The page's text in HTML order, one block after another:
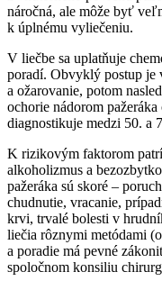
náročná, ale môže byť
k úplnému vyliečeniu.
V liečbe sa uplatňuje
poradí. Obvyklý postup je
a ožarovanie, potom
ochorie nádorom
diagnostikuje medzi 50. a
K rizikovým faktorom
alkoholizmus a
pažeráka sú skoré –
chudnutie, vracanie,
krvi, trvalé bolesti v
liečia rôznymi metódami
a poradie má pevné
spoločnom konsiliu